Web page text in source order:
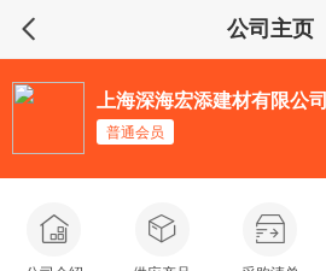
公司主页
上海深海宏添建材有限公司
普通会员